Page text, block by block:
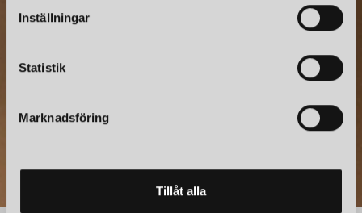
Inställningar
Statistik
Marknadsföring
Tillåt alla
Prenumerera – Spännande nyheter och fina erbjudanden